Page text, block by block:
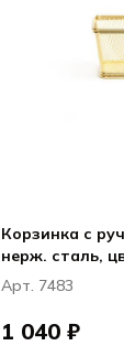
Корзинка с
нерж. сталь,
Арт. 7483
1 040 ₽